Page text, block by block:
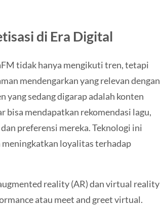
di Era Digital
tidak hanya mengikuti tren, tetapi
mendengarkan yang relevan dengan
yang sedang digarap adalah konten
bisa mendapatkan rekomendasi lagu,
preferensi mereka. Teknologi ini
loyalitas terhadap
reality (AR) dan virtual reality
atau meet and greet virtual.